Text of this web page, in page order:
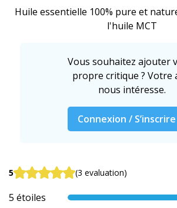
Huile essentielle 100% pure et
l'huile MCT
Vous souhaitez ajouter
propre critique ? Votre
nous intéresse.
Connexion / S’inscrire
5 (3 evaluation)
5 étoiles